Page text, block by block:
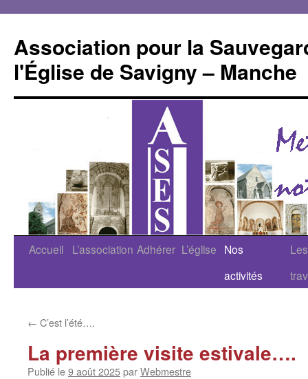
contenu
Association pour la
l'Église de Savigny – Manche
Accueil L’association Adhérer L’église Nos
activités
Les
← C’est l’été….
La première visite estivale….
Publié le9 août 2025parWebmestre